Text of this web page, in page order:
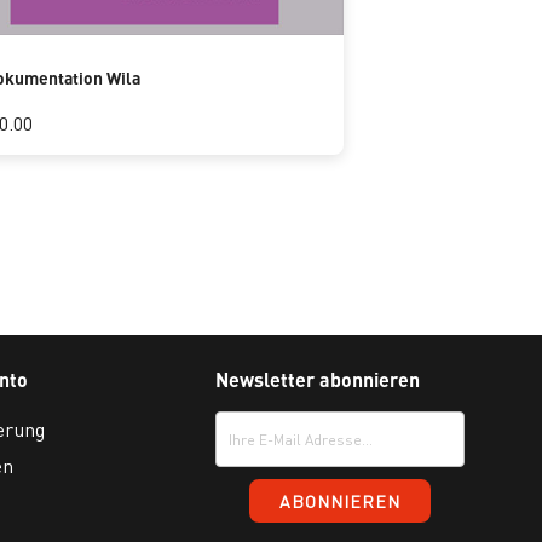
Wila
Newsletter abonnieren